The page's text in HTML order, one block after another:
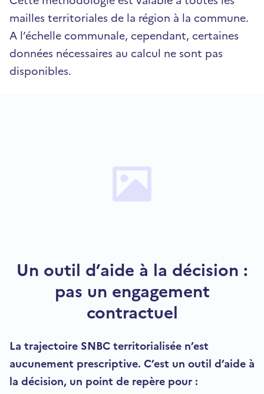
mailles territoriales de la région à la commune.
A l’échelle communale, cependant, certaines
données nécessaires au calcul ne sont pas
disponibles.
Un outil d’aide à la décision :
pas un engagement
contractuel
La trajectoire SNBC territorialisée n’est
aucunement prescriptive. C’est un outil d’aide à
la décision, un point de repère pour :